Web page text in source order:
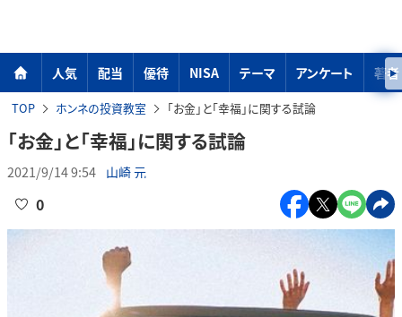
人気 配当 優待 NISA テーマ アンケート 著者
TOP ホンネの投資教室 「お金」と「幸福」に関する試論
「お金」と「幸福」に関する試論
2021/9/14 9:54 山崎 元
0